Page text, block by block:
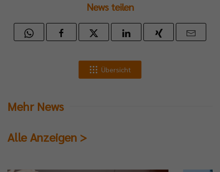
News teilen
Übersicht
Mehr News
Alle Anzeigen >